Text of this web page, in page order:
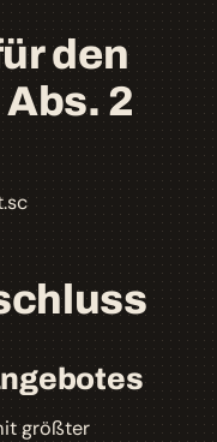
den
2
größter